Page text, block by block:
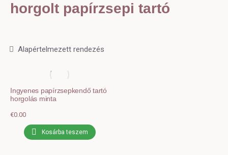
horgolt papírzsepi tartó
Ingyenes papírzsepkendő tartó
horgolás minta
€0.00
Kosárba teszem